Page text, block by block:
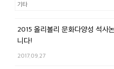
2015 올리볼리 문화다양성 석사
니다!
2017.09.27